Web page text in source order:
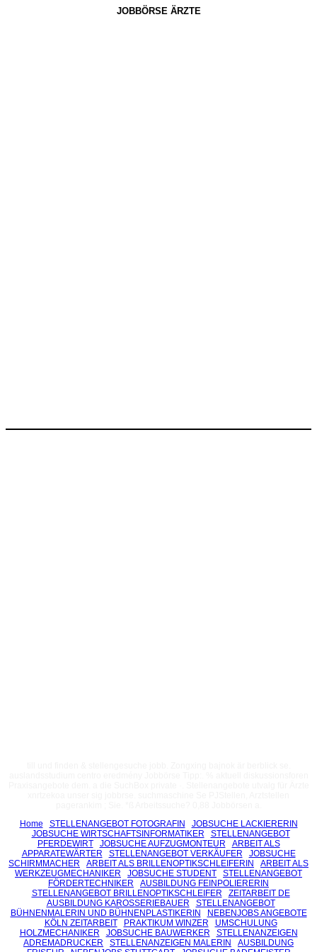
JOBBÖRSE ÄRZTE
Home
STELLENANGEBOT FOTOGRAFIN
JOBSUCHE LACKIERERIN
JOBSUCHE WIRTSCHAFTSINFORMATIKER
STELLENANGEBOT
PFERDEWIRT
JOBSUCHE AUFZUGMONTEUR
ARBEIT ALS
APPARATEWÄRTER
STELLENANGEBOT VERKÄUFER
JOBSUCHE
SCHIRMMACHER
ARBEIT ALS BRILLENOPTIKSCHLEIFERIN
ARBEIT ALS
WERKZEUGMECHANIKER
JOBSUCHE STUDENT
STELLENANGEBOT
FÖRDERTECHNIKER
AUSBILDUNG FEINPOLIERERIN
STELLENANGEBOT BRILLENOPTIKSCHLEIFER
ZEITARBEIT DE
AUSBILDUNG KAROSSERIEBAUER
STELLENANGEBOT
BÜHNENMALERIN UND BÜHNENPLASTIKERIN
NEBENJOBS ANGEBOTE
KÖLN ZEITARBEIT
PRAKTIKUM WINZER
UMSCHULUNG
HOLZMECHANIKER
JOBSUCHE BAUWERKER
STELLENANZEIGEN
ADREMADRUCKER
STELLENANZEIGEN MALERIN
AUSBILDUNG